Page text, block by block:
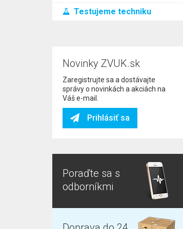
Testujeme techniku
Novinky ZVUK.sk
Zaregistrujte sa a dostávajte
správy o novinkách a akciách na
Váš e-mail.
Prihlásiť sa
Poraďte sa s
odborníkmi